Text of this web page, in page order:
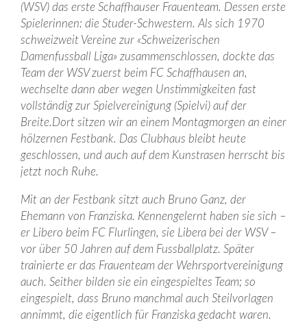
(WSV) das erste Schaffhauser Frauenteam. Dessen erste
Spielerinnen: die Studer-Schwestern. Als sich 1970
schweizweit Vereine zur «Schweizerischen
Damenfussball Liga» zusammenschlossen, dockte das
Team der WSV zuerst beim FC Schaffhausen an,
wechselte dann aber wegen Unstimmigkeiten fast
vollständig zur Spielvereinigung (Spielvi) auf der
Breite.Dort sitzen wir an einem Montagmorgen an einer
hölzernen Festbank. Das Clubhaus bleibt heute
geschlossen, und auch auf dem Kunstrasen herrscht bis
jetzt noch Ruhe.
Mit an der Festbank sitzt auch Bruno Ganz, der
Ehemann von Franziska. Kennengelernt haben sie sich –
er Libero beim FC Flurlingen, sie Libera bei der WSV –
vor über 50 Jahren auf dem Fussballplatz. Später
trainierte er das Frauenteam der Wehrsportvereinigung
auch. Seither bilden sie ein eingespieltes Team; so
eingespielt, dass Bruno manchmal auch Steilvorlagen
annimmt, die eigentlich für Franziska gedacht waren.